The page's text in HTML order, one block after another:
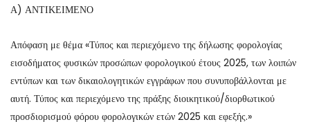
Α) ΑΝΤΙΚΕΙΜΕΝΟ
Απόφαση με θέμα «Τύπος και περιεχόμενο της δήλωσης φορολογίας
εισοδήματος φυσικών προσώπων φορολογικού έτους 2025, των λοιπών
εντύπων και των δικαιολογητικών εγγράφων που συνυποβάλλονται με
αυτή. Τύπος και περιεχόμενο της πράξης διοικητικού/διορθωτικού
προσδιορισμού φόρου φορολογικών ετών 2025 και εφεξής.»